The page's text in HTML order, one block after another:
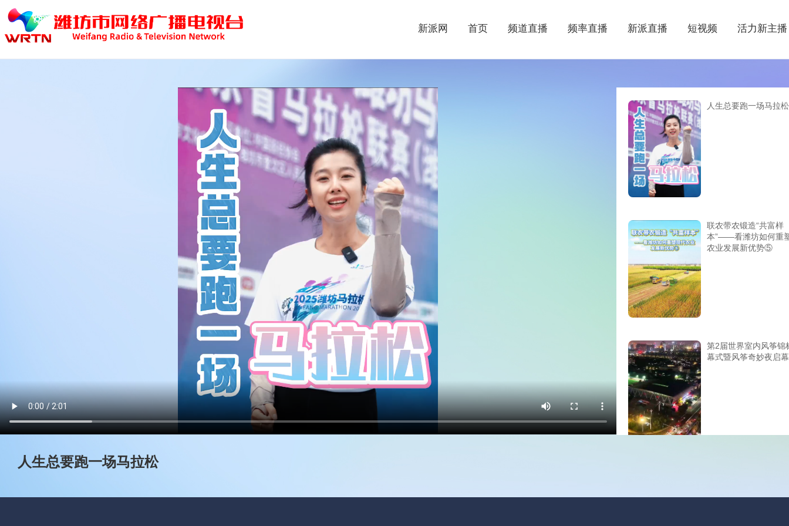
新派网 首页 频道直播 频率直播 新派直播 短视频 活力新主播
人生总要跑一场马拉松
人生总要跑一场马拉松
联农带农锻造“共富样
本”——看潍坊如何重
农业发展新优势⑤
第2届世界室内风筝锦
幕式暨风筝奇妙夜启幕
第二十二届中国国际